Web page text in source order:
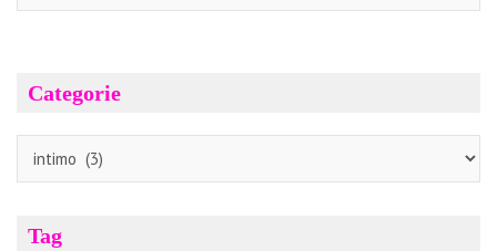
Categorie
Tag